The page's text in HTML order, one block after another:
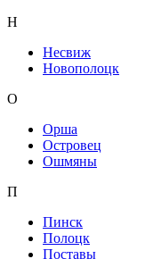
Н
Несвиж
Новополоцк
О
Орша
Островец
Ошмяны
П
Пинск
Полоцк
Поставы